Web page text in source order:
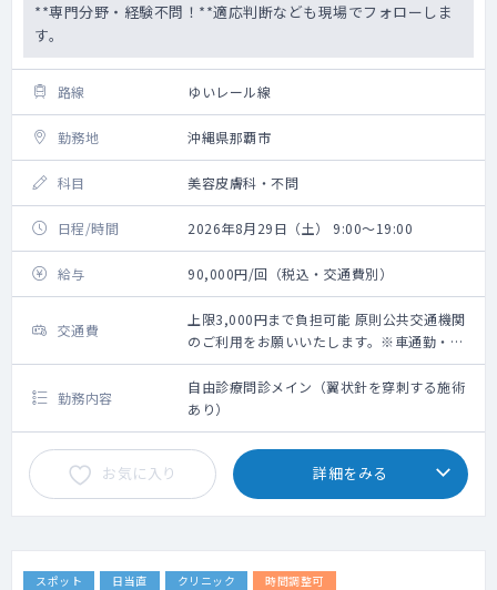
**専門分野・経験不問！**適応判断なども現場でフォローしま
す。
路線 ゆいレール線
勤務地 沖縄県那覇市
科目 美容皮膚科・不問
日程/時間 2026年8月29日（土） 9:00～19:00
給与 90,000円/回（税込・交通費別）
交通費
上限3,000円まで負担可能 原則公共交通機関
のご利用をお願いいたします。※車通勤・タ
クシー利用要相談
勤務内容
自由診療問診メイン（翼状針を穿刺する施術
あり）
お気に入り 詳細をみる
スポット 日当直 クリニック 時間調整可